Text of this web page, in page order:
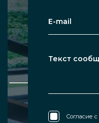
Согласие с